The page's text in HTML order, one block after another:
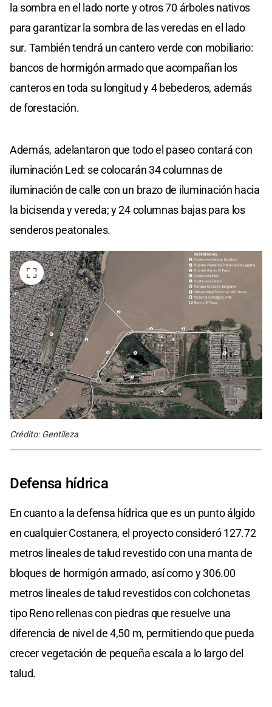
la sombra en el lado norte y otros 70 árboles nativos
para garantizar la sombra de las veredas en el lado
sur. También tendrá un cantero verde con mobiliario:
bancos de hormigón armado que acompañan los
canteros en toda su longitud y 4 bebederos, además
de forestación.
Además, adelantaron que todo el paseo contará con
iluminación Led: se colocarán 34 columnas de
iluminación de calle con un brazo de iluminación hacia
la bicisenda y vereda; y 24 columnas bajas para los
senderos peatonales.
Crédito: Gentileza
Defensa hídrica
En cuanto a la defensa hídrica que es un punto álgido
en cualquier Costanera, el proyecto consideró 127.72
metros lineales de talud revestido con una manta de
bloques de hormigón armado, así como y 306.00
metros lineales de talud revestidos con colchonetas
tipo Reno rellenas con piedras que resuelve una
diferencia de nivel de 4,50 m, permitiendo que pueda
crecer vegetación de pequeña escala a lo largo del
talud.